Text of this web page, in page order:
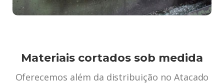
Materiais cortados sob medida
Oferecemos além da distribuição no Atacado